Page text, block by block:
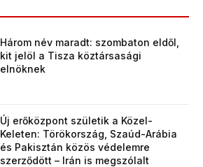
Három név maradt: szombaton eldől,
kit jelöl a Tisza köztársasági
elnöknek
Új erőközpont születik a Közel-
Keleten: Törökország, Szaúd-Arábia
és Pakisztán közös védelemre
szerződött – Irán is megszólalt